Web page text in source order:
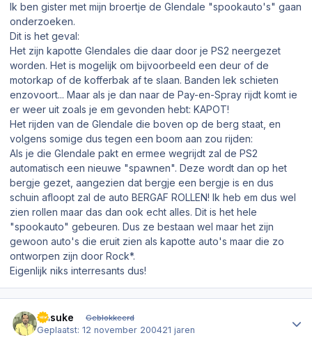
Ik ben gister met mijn broertje de Glendale "spookauto's" gaan
onderzoeken.
Dit is het geval:
Het zijn kapotte Glendales die daar door je PS2 neergezet
worden. Het is mogelijk om bijvoorbeeld een deur of de
motorkap of de kofferbak af te slaan. Banden lek schieten
enzovoort... Maar als je dan naar de Pay-en-Spray rijdt komt ie
er weer uit zoals je em gevonden hebt: KAPOT!
Het rijden van de Glendale die boven op de berg staat, en
volgens somige dus tegen een boom aan zou rijden:
Als je die Glendale pakt en ermee wegrijdt zal de PS2
automatisch een nieuwe "spawnen". Deze wordt dan op het
bergje gezet, aangezien dat bergje een bergje is en dus
schuin afloopt zal de auto BERGAF ROLLEN! Ik heb em dus wel
zien rollen maar das dan ook echt alles. Dit is het hele
"spookauto" gebeuren. Dus ze bestaan wel maar het zijn
gewoon auto's die eruit zien als kapotte auto's maar die zo
ontworpen zijn door Rock*.
Eigenlijk niks interresants dus!
Sasuke Geblokkeerd
Geplaatst:12 november 200421 jaren